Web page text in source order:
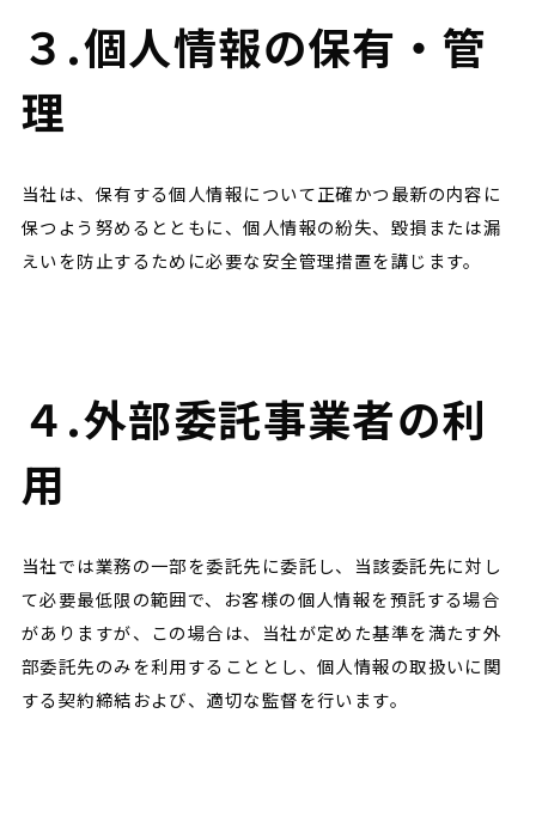
３.個人情報の保有・管
理
当社は、保有する個人情報について正確かつ最新の内容に
保つよう努めるとともに、個人情報の紛失、毀損または漏
えいを防止するために必要な安全管理措置を講じます。
４.外部委託事業者の利
用
当社では業務の一部を委託先に委託し、当該委託先に対し
て必要最低限の範囲で、お客様の個人情報を預託する場合
がありますが、この場合は、当社が定めた基準を満たす外
部委託先のみを利用することとし、個人情報の取扱いに関
する契約締結および、適切な監督を行います。